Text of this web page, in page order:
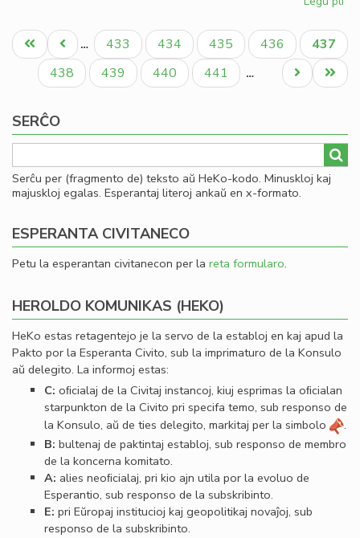
Pagination
Unua
paĝo
Antaŭa
paĝo
… Paĝo
433 Paĝo
434 Paĝo
435 Paĝo
436
Aktuala
paĝo
437
Paĝo
438 Paĝo
439 Paĝo
440 Paĝo
441 …
Last
page
Next
page
SERĈO
Serĉu per (fragmento de) teksto aŭ HeKo-kodo. Minuskloj kaj
majuskloj egalas. Esperantaj literoj ankaŭ en x-formato.
ESPERANTA CIVITANECO
Petu la esperantan civitanecon per la reta formularo.
HEROLDO KOMUNIKAS (HEKO)
HeKo estas retagentejo je la servo de la establoj en kaj apud la
Pakto por la Esperanta Civito, sub la imprimaturo de la Konsulo
aŭ delegito. La informoj estas:
C: oﬁcialaj de la Civitaj instancoj, kiuj esprimas la oﬁcialan
starpunkton de la Civito pri specifa temo, sub responso de
la Konsulo, aŭ de ties delegito, markitaj per la simbolo
.
B: bultenaj de paktintaj establoj, sub responso de membro
de la koncerna komitato.
A: alies neoﬁcialaj, pri kio ajn utila por la evoluo de
Esperantio, sub responso de la subskribinto.
E: pri Eŭropaj institucioj kaj geopolitikaj novaĵoj, sub
responso de la subskribinto.